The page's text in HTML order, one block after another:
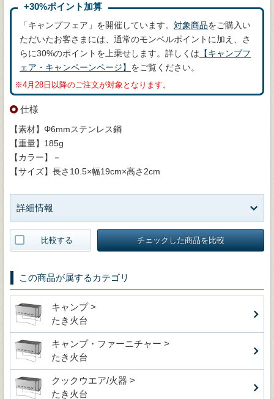
+30%ポイント加算
「キャンプフェア」を開催しています。 対象商品をご購入い
ただいたお客さまには、通常のモンベルポイントに加え、さ
らに30%のポイントを上乗せします。詳しくは 【キャンプフ
ェア・キャンペーンページ】 をご覧ください。
※4月28日以降のご注文が対象となります。
仕様
【素材】Φ6mmステンレス鋼
【重量】185g
【カラー】－
【サイズ】長さ10.5×幅19cm×高さ2cm
詳細情報
比較する チェックした商品を比較
この商品が属するカテゴリ
キャンプ >
たき火台
キャンプ・ファーニチャー >
たき火台
クックウエア/火器 >
たき火台